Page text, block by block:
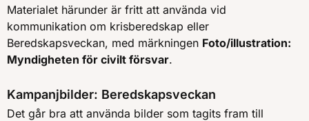
Materialet härunder är fritt att använda vid
kommunikation om krisberedskap eller
Beredskapsveckan, med märkningen Foto/illustration:
Myndigheten för civilt försvar.
Kampanjbilder: Beredskapsveckan
Det går bra att använda bilder som tagits fram till